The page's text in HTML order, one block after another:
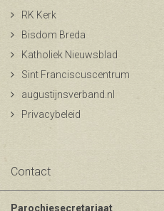
RK Kerk
Bisdom Breda
Katholiek Nieuwsblad
Sint Franciscuscentrum
augustijnsverband.nl
Privacybeleid
Contact
Parochiesecretariaat